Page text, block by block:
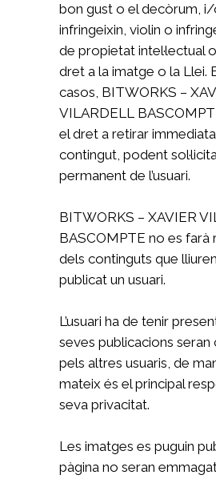
bon gust o el decòrum,
infringeixin, violin o
de propietat intel·lectual
dret a la imatge o la Llei.
casos, BITWORKS –
VILARDELL
el dret a retirar
contingut, podent
permanent de l’usuari.
BITWORKS – XAVIER
BASCOMPTE no es farà
dels continguts que
publicat un usuari.
L’usuari ha de tenir
seves publicacions seran
pels altres usuaris, de
mateix és el principal
seva privacitat.
Les imatges es puguin
pàgina no seran